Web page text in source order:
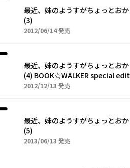
最近、妹のようすがちょっとお
(3)
2012/06/142012年06月14日
発売
最近、妹のようすがちょっとお
(4) BOOK☆WALKER special
2012/12/13 2012年12月13日
発売
最近、妹のようすがちょっとお
(5)
2013/06/13 2013年06月13日
発売